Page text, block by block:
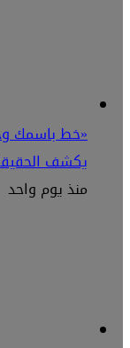
«خط باسمك
يكشف
منذ يوم واحد